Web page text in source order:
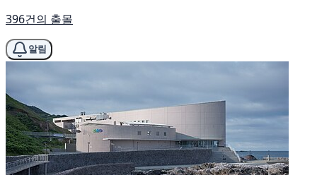
396건의 출몰
알림